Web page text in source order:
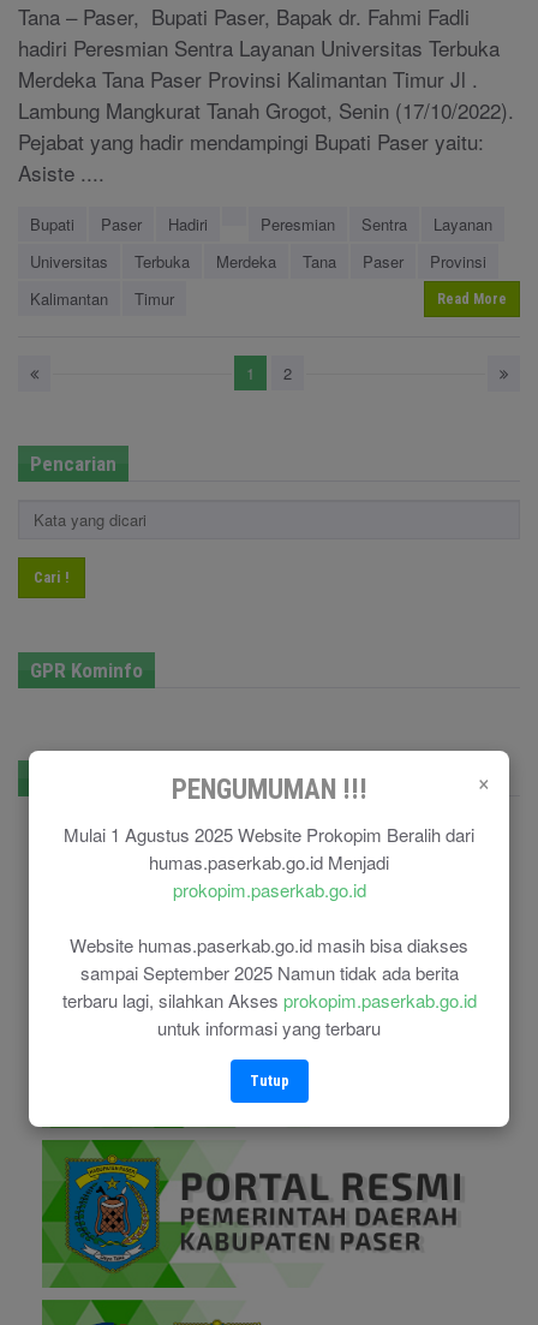
×
PENGUMUMAN !!!
Mulai 1 Agustus 2025 Website Prokopim Beralih dari
humas.paserkab.go.id Menjadi
prokopim.paserkab.go.id
Website humas.paserkab.go.id masih bisa diakses
sampai September 2025 Namun tidak ada berita
terbaru lagi, silahkan Akses prokopim.paserkab.go.id
untuk informasi yang terbaru
Tutup
Tana – Paser, Bupati Paser, Bapak dr. Fahmi Fadli
hadiri Peresmian Sentra Layanan Universitas Terbuka
Merdeka Tana Paser Provinsi Kalimantan Timur Jl .
Lambung Mangkurat Tanah Grogot, Senin (17/10/2022).
Pejabat yang hadir mendampingi Bupati Paser yaitu:
Asiste ....
Bupati Paser Hadiri Peresmian Sentra
Layanan
Universitas
Terbuka Merdeka Tana Paser
Provinsi
Kalimantan
Timur Read More
1 2
Pencarian
Cari !
GPR Kominfo